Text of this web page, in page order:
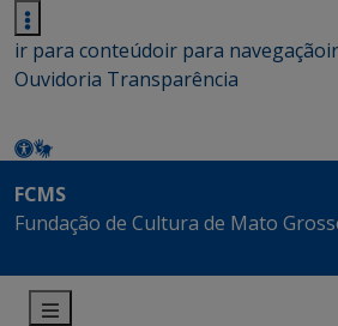
ir para conteúdoir para navegação
Ouvidoria Transparência
FCMS
Fundação de Cultura de Mato